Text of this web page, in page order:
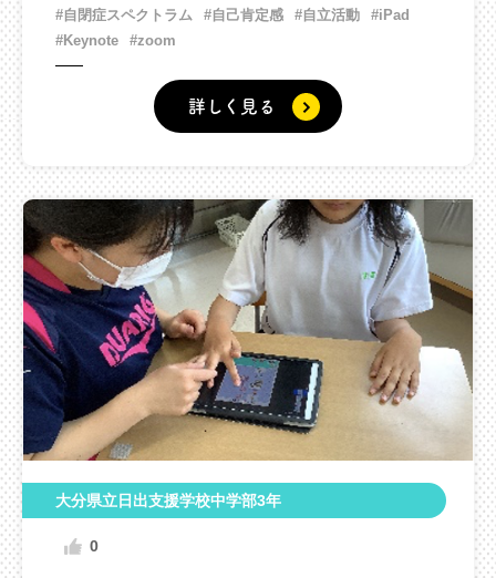
#自閉症スペクトラム
#自己肯定感 #自立活動
#iPad
#Keynote
#zoom
詳しく見る
大分県立日出支援学校中学部3年
0